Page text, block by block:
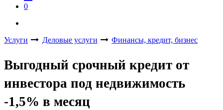
0
Услуги Деловые услуги Финансы, кредит, бизнес
Выгодный срочный кредит от
инвестора под недвижимость
-1,5% в месяц